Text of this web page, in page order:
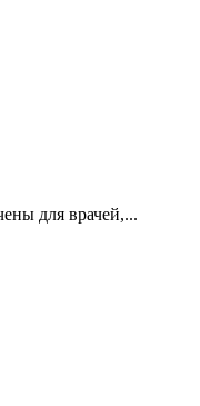
для врачей,...